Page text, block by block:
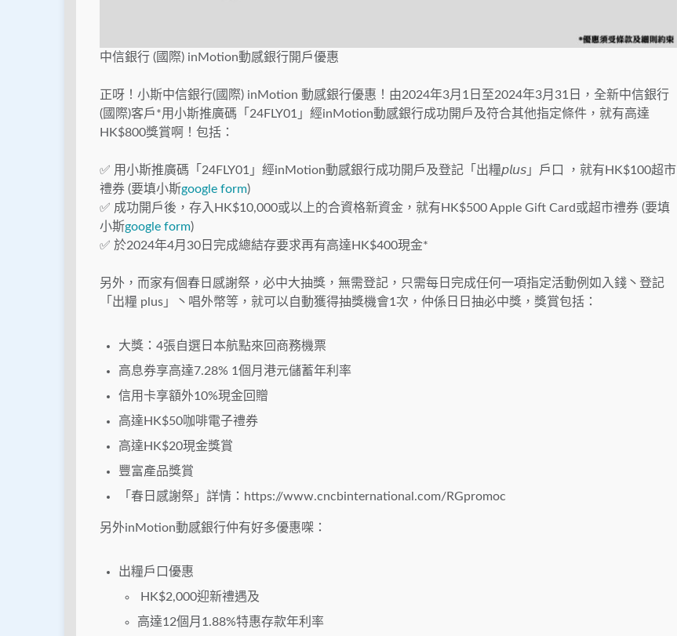
中信銀行 (國際) inMotion動感銀行開戶優惠
正呀！小斯中信銀行(國際) inMotion 動感銀行優惠！由2024年3月1日至2024年3月31日，全新中信銀行
(國際)客戶*用小斯推廣碼「24FLY01」經inMotion動感銀行成功開戶及符合其他指定條件，就有高達
HK$800獎賞啊！包括：
✅ 用小斯推廣碼「24FLY01」經inMotion動感銀行成功開戶及登記「出糧𝘱𝘭𝘶𝘴」戶口 ，就有HK$100超市
禮券 (要填小斯google form)
✅ 成功開戶後，存入HK$10,000或以上的合資格新資金，就有HK$500 Apple Gift Card或超市禮券 (要填
小斯google form)
✅ 於2024年4月30日完成總結存要求再有高達HK$400現金*
另外，而家有個春日感謝祭，必中大抽獎，無需登記，只需每日完成任何一項指定活動例如入錢丶登記
「出糧 plus」丶唱外幣等，就可以自動獲得抽獎機會1次，仲係日日抽必中獎，獎賞包括：
大獎：4張自選日本航點來回商務機票
高息券享高達7.28% 1個月港元儲蓄年利率
信用卡享額外10%現金回贈
高達HK$50咖啡電子禮券
高達HK$20現金獎賞
豐富產品獎賞
「春日感謝祭」詳情：https://www.cncbinternational.com/RGpromoc
另外inMotion動感銀行仲有好多優惠㗎：
出糧戶口優惠
HK$2,000迎新禮遇及
高達12個月1.88%特惠存款年利率